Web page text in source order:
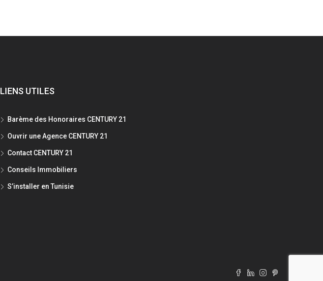
LIENS UTILES
Barème des Honoraires CENTURY 21
Ouvrir une Agence CENTURY 21
Contact CENTURY 21
Conseils Immobiliers
S’installer en Tunisie